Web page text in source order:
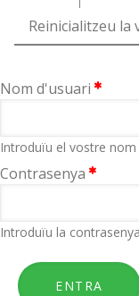
activa)
Reinicialitzeu la
Nom d'usuari
Introduïu el vostre
Contrasenya
Introduïu la